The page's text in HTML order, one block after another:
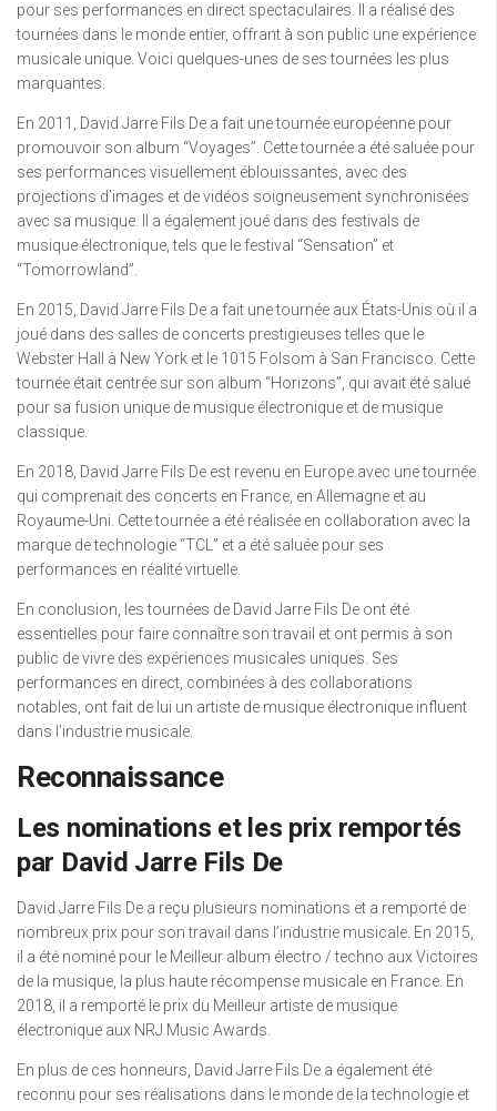
pour ses performances en direct spectaculaires. Il a réalisé des
tournées dans le monde entier, offrant à son public une expérience
musicale unique. Voici quelques-unes de ses tournées les plus
marquantes.
En 2011, David Jarre Fils De a fait une tournée européenne pour
promouvoir son album “Voyages”. Cette tournée a été saluée pour
ses performances visuellement éblouissantes, avec des
projections d’images et de vidéos soigneusement synchronisées
avec sa musique. Il a également joué dans des festivals de
musique électronique, tels que le festival “Sensation” et
“Tomorrowland”.
En 2015, David Jarre Fils De a fait une tournée aux États-Unis où il a
joué dans des salles de concerts prestigieuses telles que le
Webster Hall à New York et le 1015 Folsom à San Francisco. Cette
tournée était centrée sur son album “Horizons”, qui avait été salué
pour sa fusion unique de musique électronique et de musique
classique.
En 2018, David Jarre Fils De est revenu en Europe avec une tournée
qui comprenait des concerts en France, en Allemagne et au
Royaume-Uni. Cette tournée a été réalisée en collaboration avec la
marque de technologie “TCL” et a été saluée pour ses
performances en réalité virtuelle.
En conclusion, les tournées de David Jarre Fils De ont été
essentielles pour faire connaître son travail et ont permis à son
public de vivre des expériences musicales uniques. Ses
performances en direct, combinées à des collaborations
notables, ont fait de lui un artiste de musique électronique influent
dans l’industrie musicale.
Reconnaissance
Les nominations et les prix remportés
par David Jarre Fils De
David Jarre Fils De a reçu plusieurs nominations et a remporté de
nombreux prix pour son travail dans l’industrie musicale. En 2015,
il a été nominé pour le Meilleur album électro / techno aux Victoires
de la musique, la plus haute récompense musicale en France. En
2018, il a remporté le prix du Meilleur artiste de musique
électronique aux NRJ Music Awards.
En plus de ces honneurs, David Jarre Fils De a également été
reconnu pour ses réalisations dans le monde de la technologie et